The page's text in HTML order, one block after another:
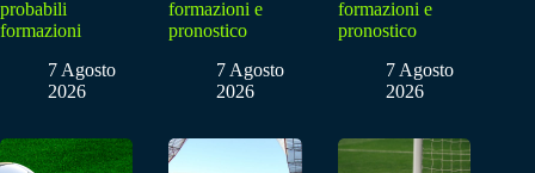
probabili
formazioni
7 Agosto
2026
formazioni e
pronostico
7 Agosto
2026
formazioni e
pronostico
7 Agosto
2026